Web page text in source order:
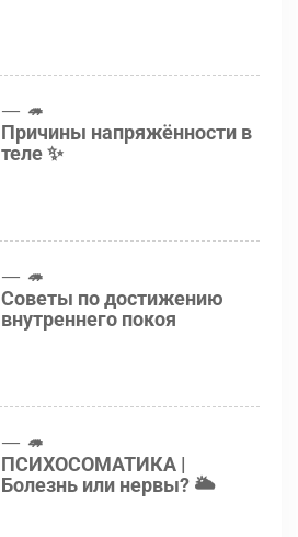
🦔
Причины напряжённости в
теле ✨
🦔
Советы по достижению
внутреннего покоя
🦔
ПСИХОСОМАТИКА |
Болезнь или нервы? 🌥